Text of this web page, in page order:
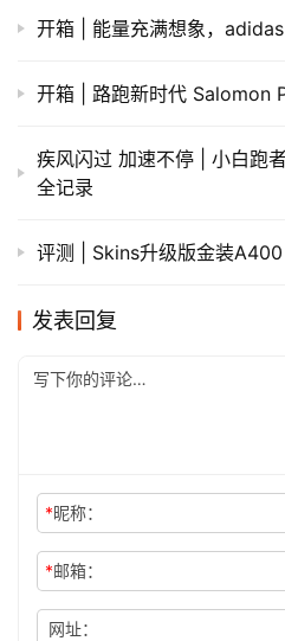
开箱 | 能量充满想象，
开箱 | 路跑新时代 Salomon
疾风闪过 加速不停 | 小白跑
全记录
评测 | Skins升级版金装
发表回复
*昵称：
*邮箱：
网址：